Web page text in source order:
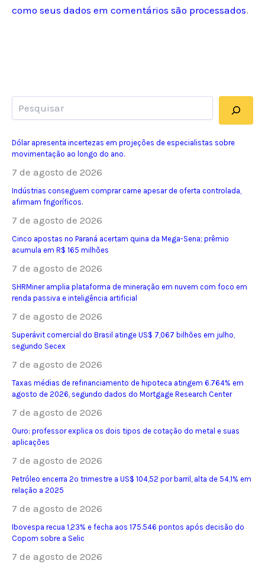
como seus dados em comentários são processados.
Dólar apresenta incertezas em projeções de especialistas sobre
movimentação ao longo do ano.
7 de agosto de 2026
Indústrias conseguem comprar carne apesar de oferta controlada,
afirmam frigoríficos.
7 de agosto de 2026
Cinco apostas no Paraná acertam quina da Mega-Sena; prêmio
acumula em R$ 165 milhões
7 de agosto de 2026
SHRMiner amplia plataforma de mineração em nuvem com foco em
renda passiva e inteligência artificial
7 de agosto de 2026
Superávit comercial do Brasil atinge US$ 7,067 bilhões em julho,
segundo Secex
7 de agosto de 2026
Taxas médias de refinanciamento de hipoteca atingem 6.764% em
agosto de 2026, segundo dados do Mortgage Research Center
7 de agosto de 2026
Ouro: professor explica os dois tipos de cotação do metal e suas
aplicações
7 de agosto de 2026
Petróleo encerra 2º trimestre a US$ 104,52 por barril, alta de 54,1% em
relação a 2025
7 de agosto de 2026
Ibovespa recua 1,23% e fecha aos 175.546 pontos após decisão do
Copom sobre a Selic
7 de agosto de 2026